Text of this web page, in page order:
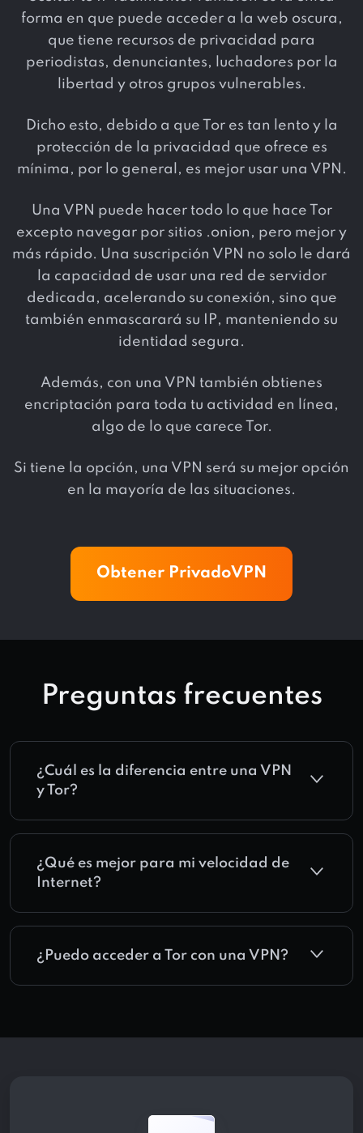
forma en que puede acceder a la web oscura,
que tiene recursos de privacidad para
periodistas, denunciantes, luchadores por la
libertad y otros grupos vulnerables.
Dicho esto, debido a que Tor es tan lento y la
protección de la privacidad que ofrece es
mínima, por lo general, es mejor usar una VPN.
Una VPN puede hacer todo lo que hace Tor
excepto navegar por sitios .onion, pero mejor y
más rápido. Una suscripción VPN no solo le dará
la capacidad de usar una red de servidor
dedicada, acelerando su conexión, sino que
también enmascarará su IP, manteniendo su
identidad segura.
Además, con una VPN también obtienes
encriptación para toda tu actividad en línea,
algo de lo que carece Tor.
Si tiene la opción, una VPN será su mejor opción
en la mayoría de las situaciones.
Obtener PrivadoVPN
Preguntas frecuentes
¿Cuál es la diferencia entre una VPN
y Tor?
¿Qué es mejor para mi velocidad de
Internet?
¿Puedo acceder a Tor con una VPN?